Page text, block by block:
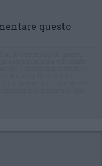
questo